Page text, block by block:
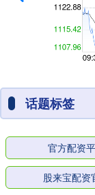
话题标签
官方配资
股来宝配资